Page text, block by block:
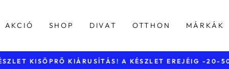
AKCIÓ SHOP DIVAT OTTHON MÁRKÁK
INGYENES KISZÁLLÍTÁS 40.000 Ft feletti vásárlásnál